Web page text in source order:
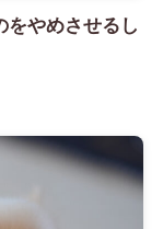
をやめさせるし